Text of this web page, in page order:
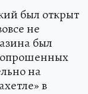
был открыт
не
был
опрошенных
на
в